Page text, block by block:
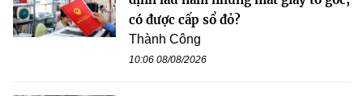
có được cấp sổ đỏ?
Thành Công
10:06 08/08/2026